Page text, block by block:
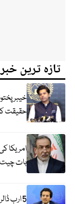
تازہ ترین
خیبر
حقیقت
امریکا
بات چیت
5 ارب